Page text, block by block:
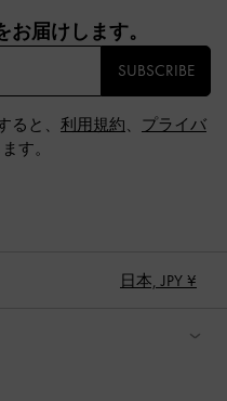
届けします。​
SUBSCRIBE
と、 利用規約、 プライバ
す。
日本, JPY ¥